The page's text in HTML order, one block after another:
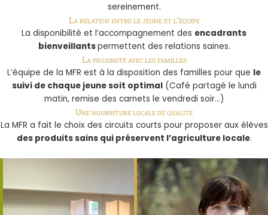
sereinement.
La relation entre le jeune et l’équipe
La disponibilité et l’accompagnement des encadrants
bienveillantspermettent des relations saines.
La proximité avec les familles
L’équipe de la MFR est à la disposition des familles pour que le
suivi de chaque jeune soit optimal(Café partagé le lundi
matin, remise des carnets le vendredi soir…)
Une nourriture locale de qualité
La MFR a fait le choix des circuits courts pour proposer aux élèves
des produits sains qui préservent l’agriculture locale.